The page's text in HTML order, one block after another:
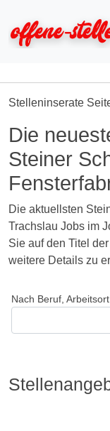
Stelleninserate
Die
Steiner
Die aktuellsten
Trachslau Jobs im
Sie auf den Titel
weitere Details zu
Nach Beruf,